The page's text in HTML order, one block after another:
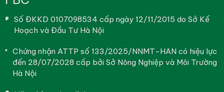
Số ĐKKD 0107098534 cấp ngày 12/11/2015 do Sở Kế
Hoạch và Đầu Tư Hà Nội
Chứng nhận ATTP số 133/2025/NNMT-HAN có hiệu lực
đến 28/07/2028 cấp bởi Sở Nông Nghiệp và Môi Trường
Hà Nội